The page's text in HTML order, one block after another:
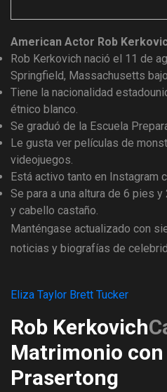
American Actor Rob
Rob Kerkovich nació el 11 de
Springfield, Massachusetts
Tiene la nacionalidad
étnico blanco.
Se graduó de la Escuela
Le gusta ver películas de
videojuegos.
Está activo tanto en Instagram
Se para a una altura de 6 pies
y cabello castaño.
Manténgase actualizado con
noticias y biografías de
Eliza Taylor Brett Tucker
Rob Kerkovich
Matrimonio
Prasertong